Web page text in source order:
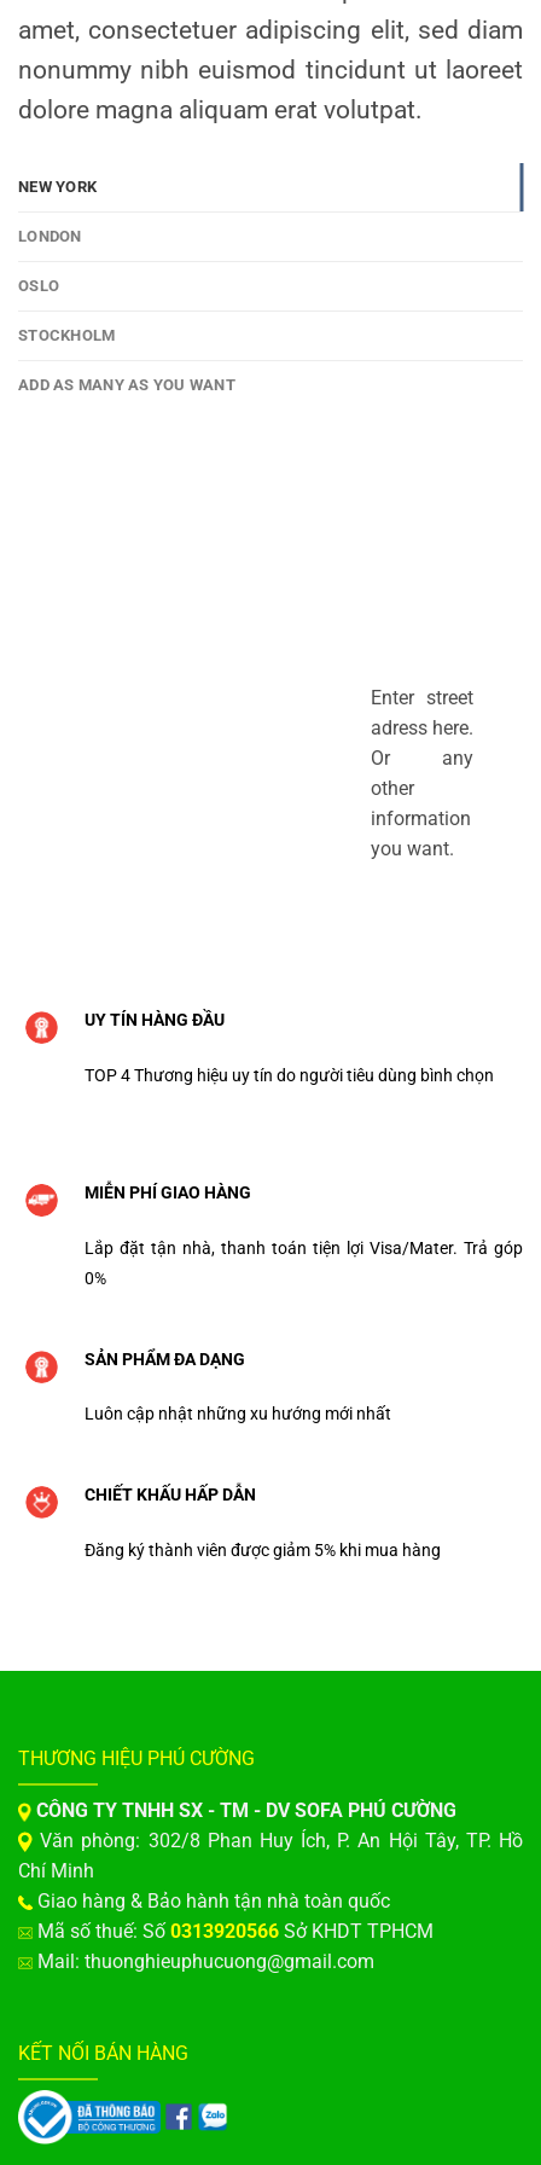
amet, consectetuer adipiscing elit, sed diam
nonummy nibh euismod tincidunt ut laoreet
dolore magna aliquam erat volutpat.
NEW YORK
LONDON
OSLO
STOCKHOLM
ADD AS MANY AS YOU WANT
Enter street
adress here.
Or any
other
information
you want.
UY TÍN HÀNG ĐẦU
TOP 4 Thương hiệu uy tín do người tiêu dùng bình chọn
MIỄN PHÍ GIAO HÀNG
Lắp đặt tận nhà, thanh toán tiện lợi Visa/Mater. Trả góp
0%
SẢN PHẨM ĐA DẠNG
Luôn cập nhật những xu hướng mới nhất
CHIẾT KHẤU HẤP DẪN
Đăng ký thành viên được giảm 5% khi mua hàng
THƯƠNG HIỆU PHÚ CƯỜNG
CÔNG TY TNHH SX - TM - DV SOFA PHÚ CƯỜNG
Văn phòng: 302/8 Phan Huy Ích, P. An Hội Tây, TP. Hồ
Chí Minh
Giao hàng & Bảo hành tận nhà toàn quốc
Mã số thuế: Số 0313920566 Sở KHDT TPHCM
Mail: thuonghieuphucuong@gmail.com
KẾT NỐI BÁN HÀNG